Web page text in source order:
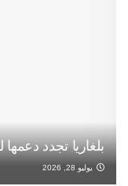
بلغاريا تجدد دعمها
يوليو 28, 2026